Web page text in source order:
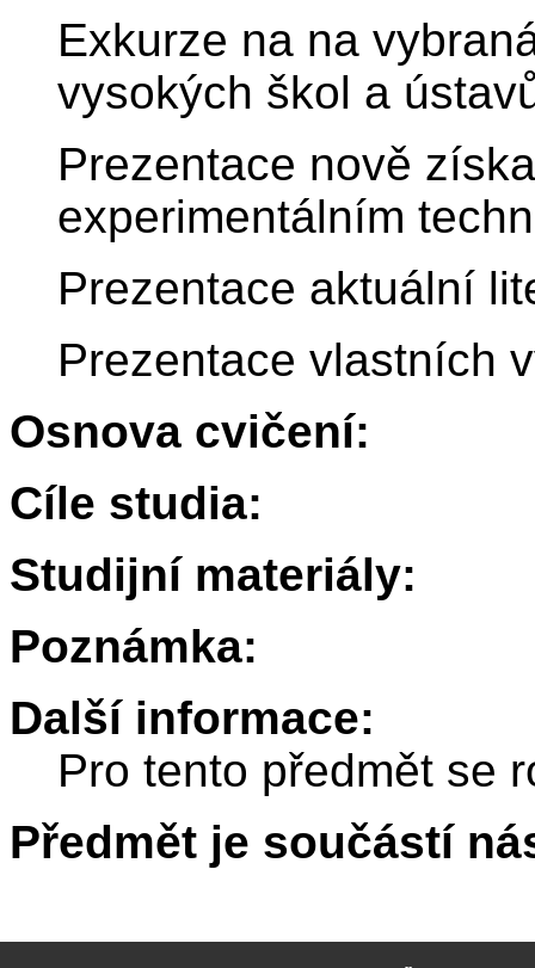
Exkurze na na
vysokých škol a
Prezentace nově
experimentálním
Prezentace aktuální
Prezentace vlastních
Osnova cvičení:
Cíle studia:
Studijní materiály:
Poznámka:
Další informace:
Pro tento předmět se
Předmět je součástí